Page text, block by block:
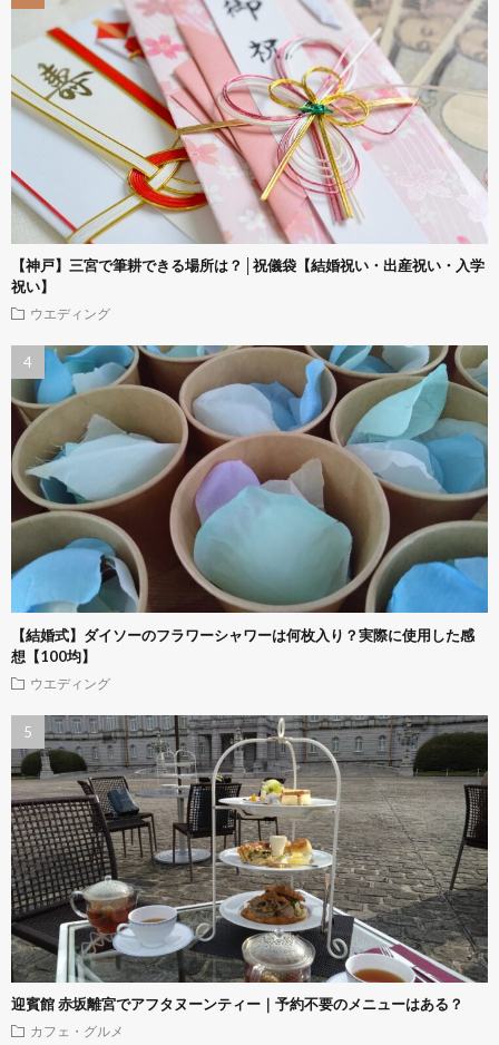
【神戸】三宮で筆耕できる場所は？│祝儀袋【結婚祝い・出産祝い・入学
祝い】
ウエディング
【結婚式】ダイソーのフラワーシャワーは何枚入り？実際に使用した感
想【100均】
ウエディング
迎賓館 赤坂離宮でアフタヌーンティー｜予約不要のメニューはある？
カフェ・グルメ